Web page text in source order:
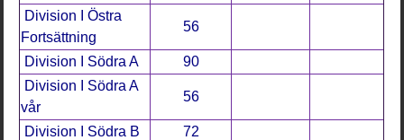
Division I Östra
Fortsättning
56
Division I Södra A
90
Division I Södra A
vår
56
Division I Södra B
72